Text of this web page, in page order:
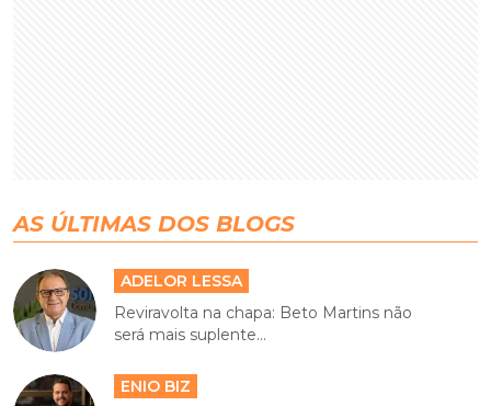
AS ÚLTIMAS DOS BLOGS
ADELOR LESSA
Reviravolta na chapa: Beto Martins não
será mais suplente...
ENIO BIZ